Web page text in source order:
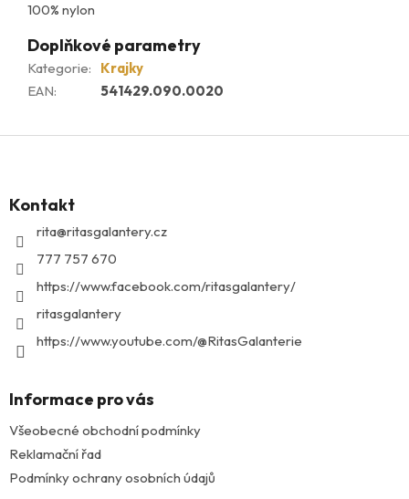
100% nylon
Doplňkové parametry
Kategorie:
Krajky
EAN: 541429.090.0020
aKontakt
rita@ritasgalantery.cz
777 757 670
https://www.facebook.com/ritasgalantery/
ritasgalantery
https://www.youtube.com/@RitasGalanterie
Informace pro vás
Všeobecné obchodní podmínky
Reklamační řad
Podmínky ochrany osobních údajů